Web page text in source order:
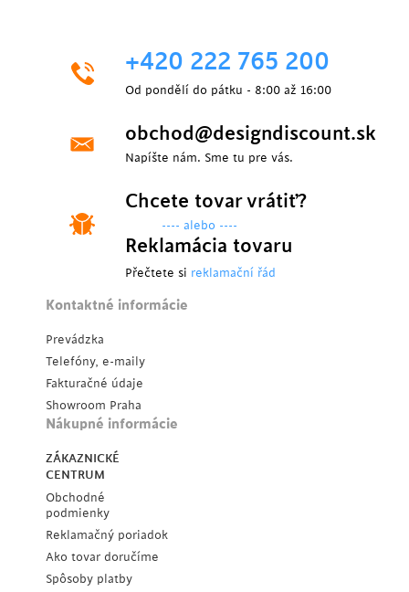
+420 222 765 200
Od pondělí do pátku - 8:00 až 16:00
obchod@designdiscount.sk
Napíšte nám. Sme tu pre vás.
Chcete tovar vrátiť?
---- alebo ----
Reklamácia tovaru
Přečtete si reklamační řád
Kontaktné informácie
Prevádzka
Telefóny, e-maily
Fakturačné údaje
Showroom Praha
Nákupné informácie
ZÁKAZNICKÉ
CENTRUM
Obchodné
podmienky
Reklamačný poriadok
Ako tovar doručíme
Spôsoby platby